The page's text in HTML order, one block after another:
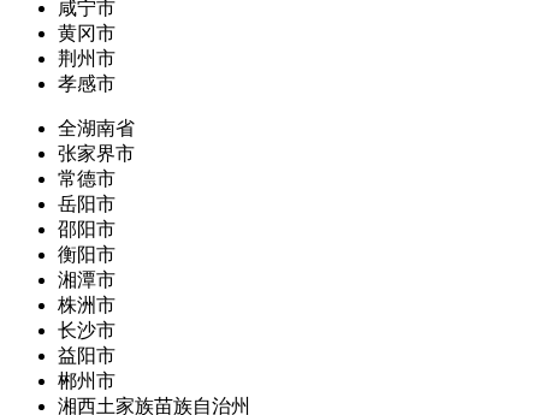
咸宁市
黄冈市
荆州市
孝感市
全湖南省
张家界市
常德市
岳阳市
邵阳市
衡阳市
湘潭市
株洲市
长沙市
益阳市
郴州市
湘西土家族苗族自治州